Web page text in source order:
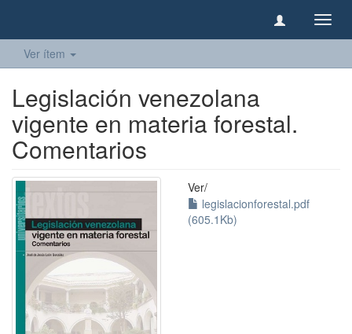
Ver ítem
Legislación venezolana
vigente en materia forestal.
Comentarios
Ver/
legislacionforestal.pdf
(605.1Kb)